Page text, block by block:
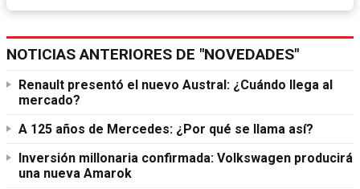
NOTICIAS ANTERIORES DE "NOVEDADES"
Renault presentó el nuevo Austral: ¿Cuándo llega al
mercado?
A 125 años de Mercedes: ¿Por qué se llama así?
Inversión millonaria confirmada: Volkswagen producirá
una nueva Amarok